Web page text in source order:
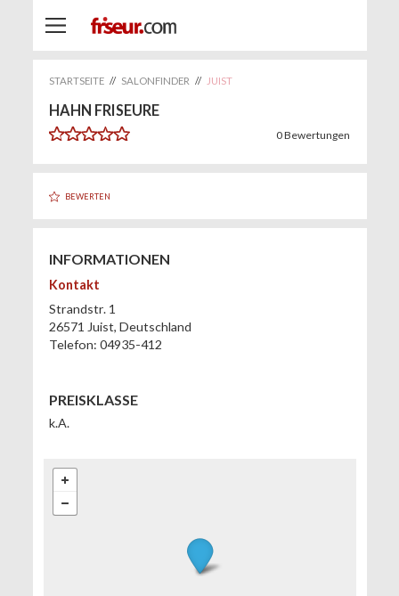
STARTSEITE // SALONFINDER // JUIST
HAHN FRISEURE
0Bewertungen
BEWERTEN
INFORMATIONEN
Kontakt
Strandstr. 1
26571 Juist, Deutschland
Telefon: 04935-412
PREISKLASSE
k.A.